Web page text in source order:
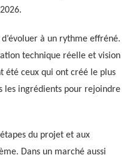
à un rythme effréné.
technique réelle et vision
été ceux qui ont créé le plus
les ingrédients pour rejoindre
du projet et aux
Dans un marché aussi